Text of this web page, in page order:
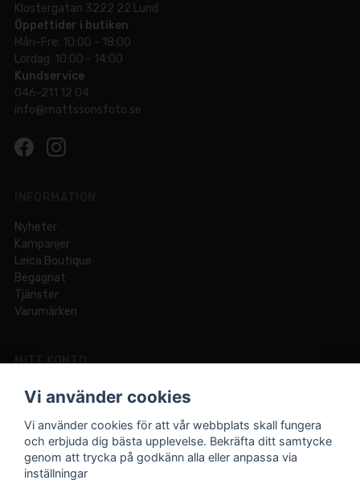
Klostergatan 3222 22 Lund
Öppettider i butiken
Mån-Fre: 10:00 - 18:00
Lördag: 10:00 - 14:00
Kundservice
046-211 12 04
info@mattssonsfoto.se
Nyheter
Kampanjer
Leica Boutique
Begagnat
Tjänster
Varumärken
MITT KONTO
Logga in
Registrera dig
Glömt lösenord?
Vi använder cookies
Vi använder cookies för att vår webbplats skall fungera
och erbjuda dig bästa upplevelse. Bekräfta ditt samtycke
genom att trycka på godkänn alla eller anpassa via
inställningar